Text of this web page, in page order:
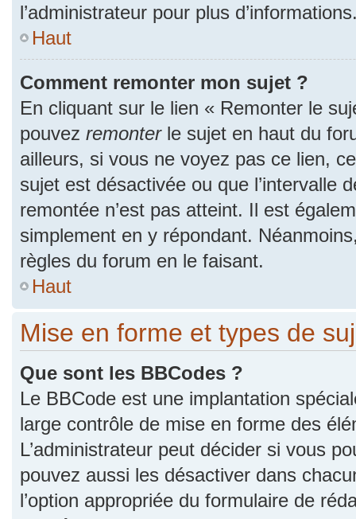
l’administrateur pour plus
Haut
Comment remonter mon sujet ?
En cliquant sur le lien « Remonter le
pouvez remonterle sujet en haut du
ailleurs, si vous ne voyez pas ce lien,
sujet est désactivée ou que l’intervalle
remontée n’est pas atteint. Il est
simplement en y répondant.
règles du forum en le faisant.
Haut
Mise en forme et types de
Que sont les BBCodes ?
Le BBCode est une implantation
large contrôle de mise en forme des
L’administrateur peut décider si vous
pouvez aussi les désactiver dans
l’option appropriée du formulaire de